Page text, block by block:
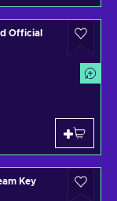
Official
Key